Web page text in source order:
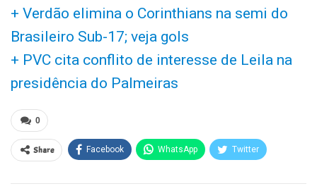
+ Verdão elimina o Corinthians na semi do
Brasileiro Sub-17; veja gols
+ PVC cita conflito de interesse de Leila na
presidência do Palmeiras
0
Share Facebook WhatsApp Twitter